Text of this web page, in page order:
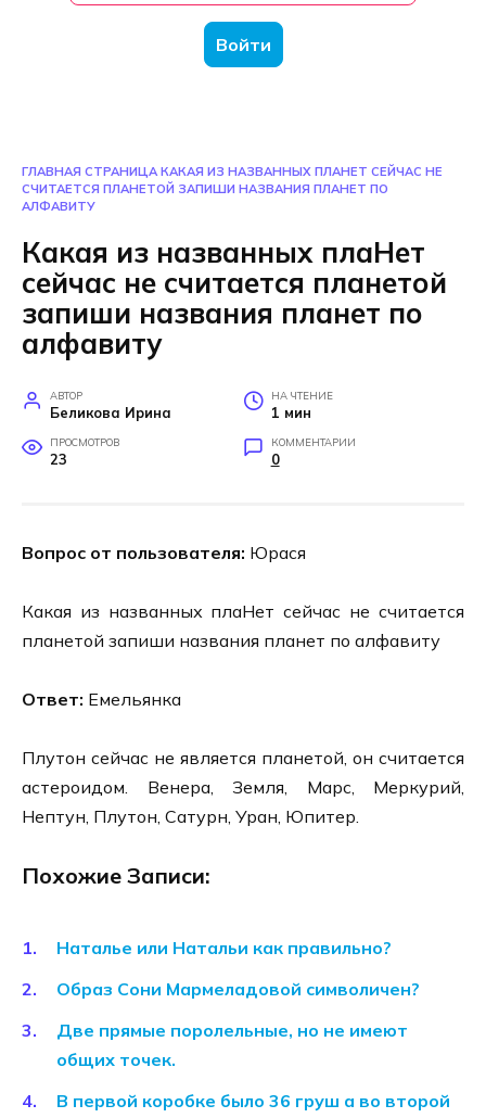
Войти
ГЛАВНАЯ СТРАНИЦА КАКАЯ ИЗ НАЗВАННЫХ ПЛАНЕТ СЕЙЧАС НЕ
СЧИТАЕТСЯ ПЛАНЕТОЙ ЗАПИШИ НАЗВАНИЯ ПЛАНЕТ ПО
АЛФАВИТУ
Какая из названных плаНет
сейчас не считается планетой
запиши названия планет по
алфавиту
АВТОР
Беликова Ирина
НА ЧТЕНИЕ
1 мин
ПРОСМОТРОВ
23
КОММЕНТАРИИ
0
Вопрос от пользователя: Юрася
Какая из названных плаНет сейчас не считается
планетой запиши названия планет по алфавиту
Ответ: Емельянка
Плутон сейчас не является планетой, он считается
астероидом. Венера, Земля, Марс, Меркурий,
Нептун, Плутон, Сатурн, Уран, Юпитер.
Похожие Записи:
Наталье или Натальи как правильно?
Образ Сони Мармеладовой символичен?
Две прямые поролельные, но не имеют
общих точек.
В первой коробке было 36 груш а во второй